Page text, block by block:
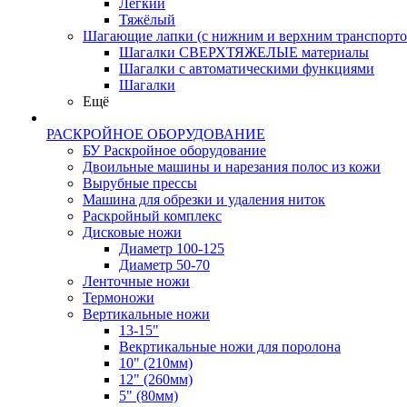
Лёгкий
Тяжёлый
Шагающие лапки (с нижним и верхним
Шагалки СВЕРХТЯЖЕЛЫЕ материалы
Шагалки с автоматическими функциями
Шагалки
Ещё
РАСКРОЙНОЕ ОБОРУДОВАНИЕ
БУ Раскройное оборудование
Двоильные машины и нарезания полос из кожи
Вырубные прессы
Машина для обрезки и удаления ниток
Раскройный комплекс
Дисковые ножи
Диаметр 100-125
Диаметр 50-70
Ленточные ножи
Термоножи
Вертикальные ножи
13-15"
Векртикальные ножи для поролона
10" (210мм)
12" (260мм)
5" (80мм)